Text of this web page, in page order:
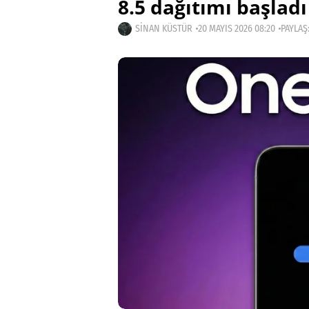
8.5 dağıtımı başladı
SINAN KÜSTÜR 20 MAYIS 2026 08:20 PAYLAŞ: